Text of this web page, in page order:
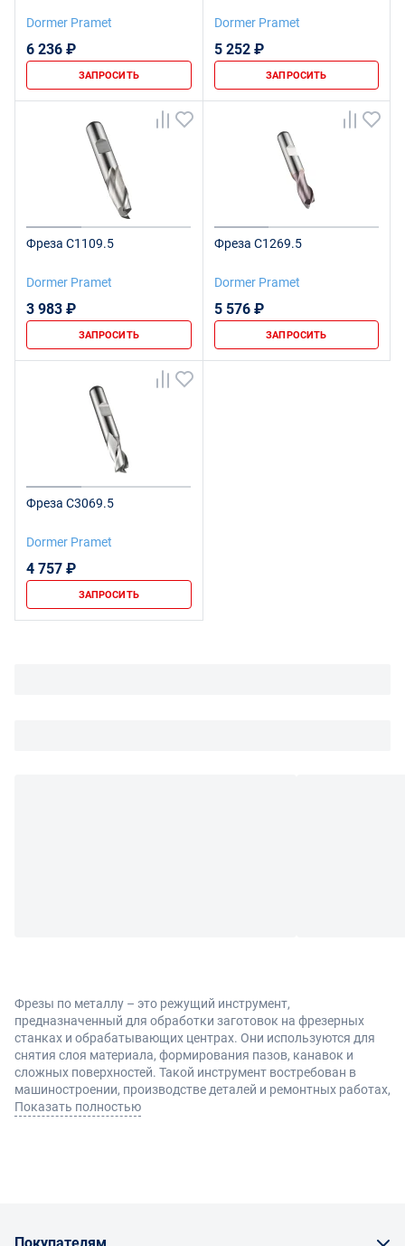
Dormer Pramet
6 236 ₽
ЗАПРОСИТЬ
Dormer Pramet
5 252 ₽
ЗАПРОСИТЬ
Фреза C1109.5
Dormer Pramet
3 983 ₽
ЗАПРОСИТЬ
Фреза C1269.5
Dormer Pramet
5 576 ₽
ЗАПРОСИТЬ
Фреза C3069.5
Dormer Pramet
4 757 ₽
ЗАПРОСИТЬ
Фрезы по металлу – это режущий инструмент,
предназначенный для обработки заготовок на фрезерных
станках и обрабатывающих центрах. Они используются для
снятия слоя материала, формирования пазов, канавок и
сложных поверхностей. Такой инструмент востребован в
машиностроении, производстве деталей и ремонтных работах,
где важны точность и стабильность результата.
конкретные задачи:
Показать полностью